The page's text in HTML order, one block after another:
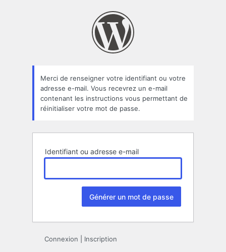
oublié
Merci de renseigner votre identifiant ou votre
adresse e-mail. Vous recevrez un e-mail
contenant les instructions vous permettant de
réinitialiser votre mot de passe.
Identifiant ou adresse e-mail
Connexion Inscription